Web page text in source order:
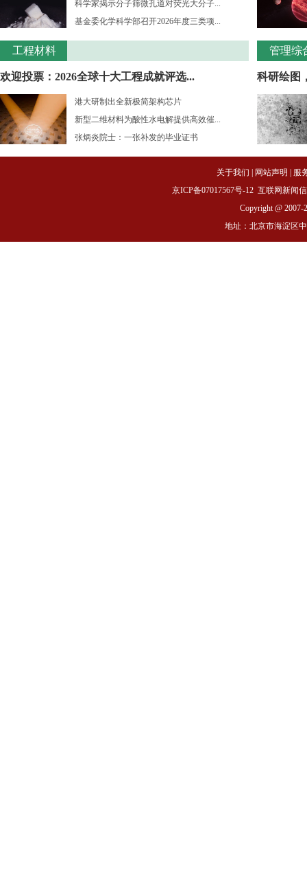
科学家揭示分子筛微孔道对荧光大分子...
基金委化学科学部召开2026年度三类项...
工程材料
欢迎投票：2026全球十大工程成就评选...
港大研制出全新极简架构芯片
新型二维材料为酸性水电解提供高效催...
张炳炎院士：一张补发的毕业证书
管理综
科研绘图
关于我们 网站声明
服
京ICP备07017567号-12 互联网新闻
Copyright @ 2007-
地址：北京市海淀区